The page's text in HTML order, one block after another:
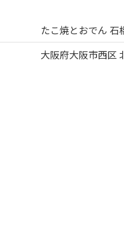
たこ焼とおでん 石
大阪府大阪市西区